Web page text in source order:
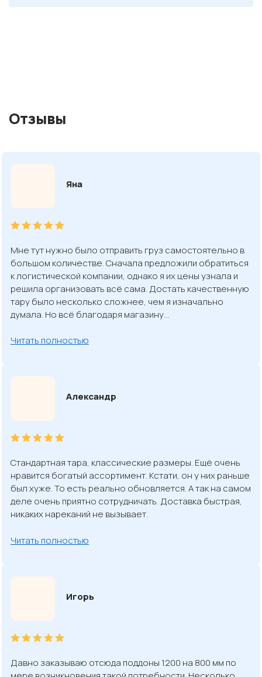
Отзывы
Яна
Мне тут нужно было отправить груз самостоятельно в
большом количестве. Сначала предложили обратиться
к логистической компании, однако я их цены узнала и
решила организовать всё сама. Достать качественную
тару было несколько сложнее, чем я изначально
думала. Но всё благодаря магазину…
Читать полностью
Александр
Стандартная тара, классические размеры. Ещё очень
нравится богатый ассортимент. Кстати, он у них раньше
был хуже. То есть реально обновляется. А так на самом
деле очень приятно сотрудничать. Доставка быстрая,
никаких нареканий не вызывает.
Читать полностью
Игорь
Давно заказываю отсюда поддоны 1200 на 800 мм по